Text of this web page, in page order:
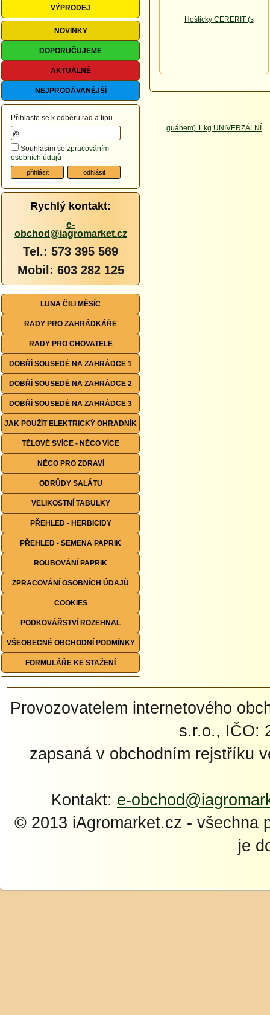
VÝPRODEJ
NOVINKY
DOPORUČUJEME
AKTUÁLNĚ
NEJPRODÁVANĚJŠÍ
Přihlaste se k odběru rad a tipů
Souhlasím se zpracováním
osobních údajů
Rychlý kontakt:
e-
obchod@iagromarket.cz
Tel.: 573 395 569
Mobil: 603 282 125
LUNA ČILI MĚSÍC
RADY PRO ZAHRÁDKÁŘE
RADY PRO CHOVATELE
DOBŘÍ SOUSEDÉ NA ZAHRÁDCE 1
DOBŘÍ SOUSEDÉ NA ZAHRÁDCE 2
DOBŘÍ SOUSEDÉ NA ZAHRÁDCE 3
JAK POUŽÍT ELEKTRICKÝ OHRADNÍK
TĚLOVÉ SVÍCE - NĚCO VÍCE
NĚCO PRO ZDRAVÍ
ODRŮDY SALÁTU
VELIKOSTNÍ TABULKY
PŘEHLED - HERBICIDY
PŘEHLED - SEMENA PAPRIK
ROUBOVÁNÍ PAPRIK
ZPRACOVÁNÍ OSOBNÍCH ÚDAJŮ
COOKIES
PODKOVÁŘSTVÍ ROZEHNAL
VŠEOBECNÉ OBCHODNÍ PODMÍNKY
FORMULÁŘE KE STAŽENÍ
Provozovatelem internetového
s.r.o., IČO:
zapsaná v obchodním rejstříku
Kontakt: e-
© 2013 iAgromarket.cz - všechna
je